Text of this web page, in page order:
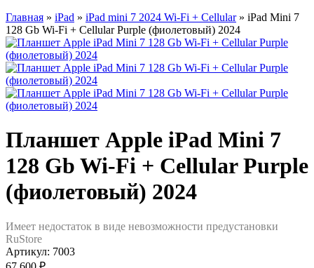
Главная » iPad » iPad mini 7 2024 Wi-Fi + Cellular» iPad Mini 7
128 Gb Wi-Fi + Cellular Purple (фиолетовый) 2024
Планшет Apple iPad Mini 7
128 Gb Wi-Fi + Cellular Purple
(фиолетовый) 2024
Имеет недостаток в виде невозможности предустановки
RuStore
Артикул: 7003